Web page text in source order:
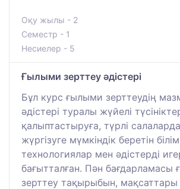
Оқу жылы - 2
Семестр - 1
Несиелер - 5
Ғылыми зерттеу әдістері
Бұл курс ғылыми зерттеудің
әдістері туралы жүйелі
қалыптастыруға, түрлі
жүргізуге мүмкіндік беретін
технологиялар мен әдістерді
бағытталған. Пән бағдарламасы
зерттеу тақырыбын,